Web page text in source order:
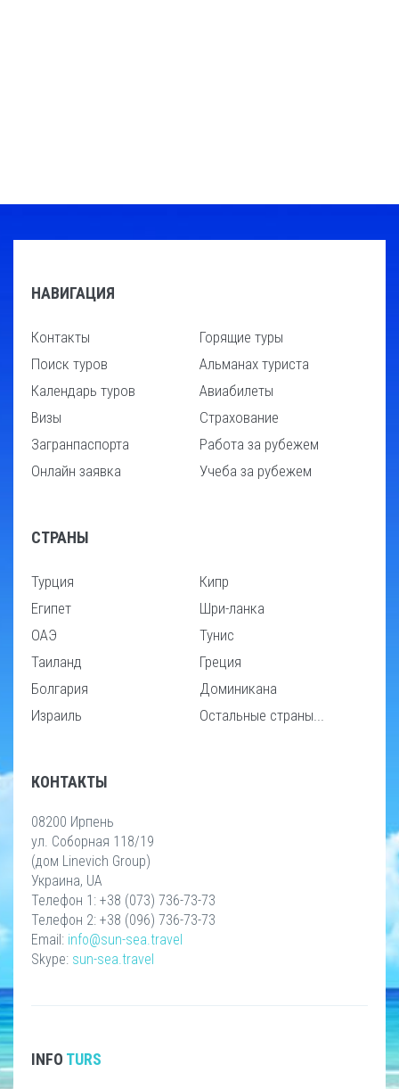
НАВИГАЦИЯ
Контакты
Поиск туров
Календарь туров
Визы
Загранпаспорта
Онлайн заявка
Горящие туры
Альманах туриста
Авиабилеты
Страхование
Работа за рубежем
Учеба за рубежем
СТРАНЫ
Турция
Египет
ОАЭ
Таиланд
Болгария
Израиль
Кипр
Шри-ланка
Тунис
Греция
Доминикана
Остальные страны...
КОНТАКТЫ
08200 Ирпень
ул. Соборная 118/19
(дом Linevich Group)
Украина, UA
Телефон 1: +38 (073) 736-73-73
Телефон 2: +38 (096) 736-73-73
Email: info@sun-sea.travel
Skype: sun-sea.travel
INFO TURS